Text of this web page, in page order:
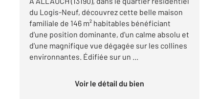
du Logis-Neuf, découvrez cette belle maison
familiale de 146 m² habitables bénéficiant
d'une position dominante, d'un calme absolu et
d'une magnifique vue dégagée sur les collines
environnantes. Édifiée sur un ...
Voir le détail du bien